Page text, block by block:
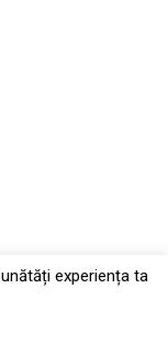
experiența ta